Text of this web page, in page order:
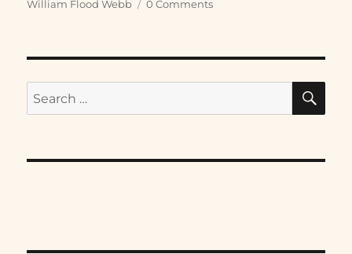
William Flood Webb 0 Comments
Search
for: